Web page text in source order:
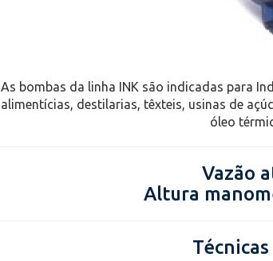
As bombas da linha INK são indicadas para
alimentícias, destilarias, têxteis, usinas de
óleo
Vazão
Altura